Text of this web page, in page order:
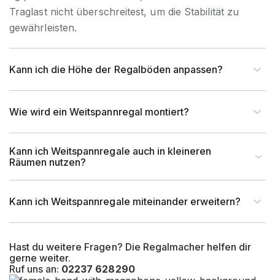
Hast du weitere Fragen? Die Regalmacher helfen dir
gerne weiter.
Ruf uns an: 02237 628290
Traglast nicht überschreitest, um die Stabilität zu
gewährleisten.
Kann ich die Höhe der Regalböden anpassen?
Wie wird ein Weitspannregal montiert?
Kann ich Weitspannregale auch in kleineren
Räumen nutzen?
Kann ich Weitspannregale miteinander erweitern?